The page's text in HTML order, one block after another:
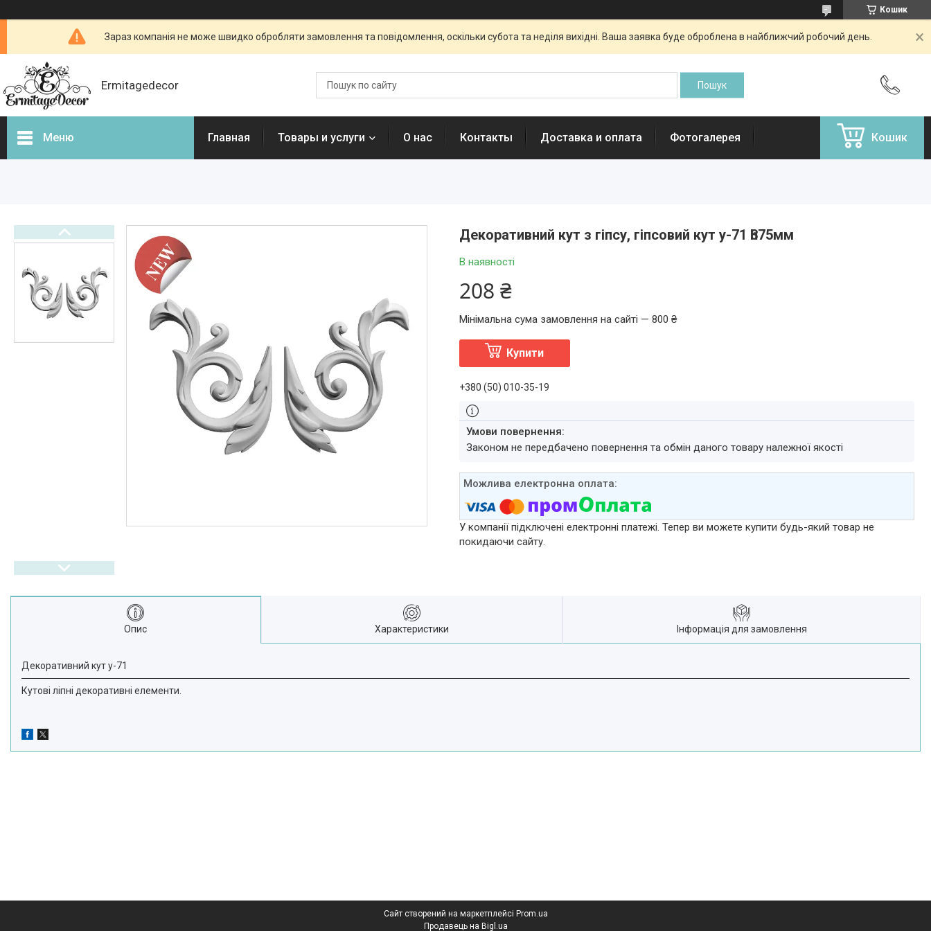
Кошик
Зараз компанія не може швидко обробляти замовлення та повідомлення, оскільки субота та неділя вихідні. Ваша заявка буде оброблена в найближчий робочий день.
Ermitagedecor
Меню
Фасадний декор
Декоративні каміни, портали
3d - панелі з гіпсу і бетону
Бетонні огорожі
Главная Товары и услуги О нас Контакты Доставка и оплата Фотогалерея Кошик
Декоративний кут з гіпсу, гіпсовий кут у-71 һ375мм
В наявності
208 ₴
Мінімальна сума замовлення на сайті — 800 ₴
Купити
+380 (50) 010-35-19
Законом не передбачено повернення та обмін даного товару належної якості
У компанії підключені електронні платежі. Тепер ви можете купити будь-який товар не
покидаючи сайту.
Опис Характеристики Інформація для замовлення
Декоративний кут у-71
Кутові ліпні декоративні елементи.
Сайт створений на маркетплейсі Prom.ua
Продавець на Bigl.ua